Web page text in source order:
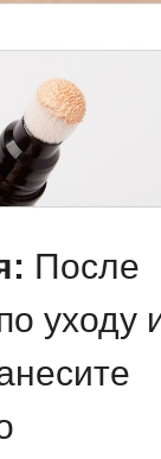
После
уходу